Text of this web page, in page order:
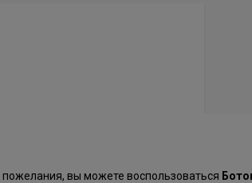
вы можете воспользоваться